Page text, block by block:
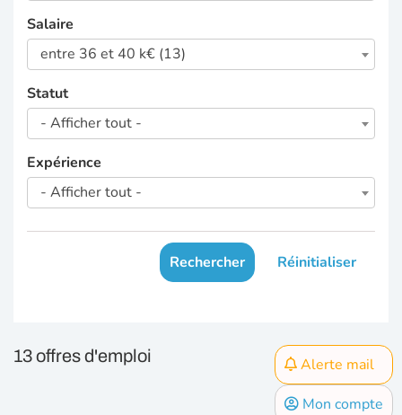
Salaire
entre 36 et 40 k€ (13)
Statut
- Afficher tout -
Expérience
- Afficher tout -
Rechercher Réinitialiser
13 offres d'emploi
Alerte mail
Mon compte